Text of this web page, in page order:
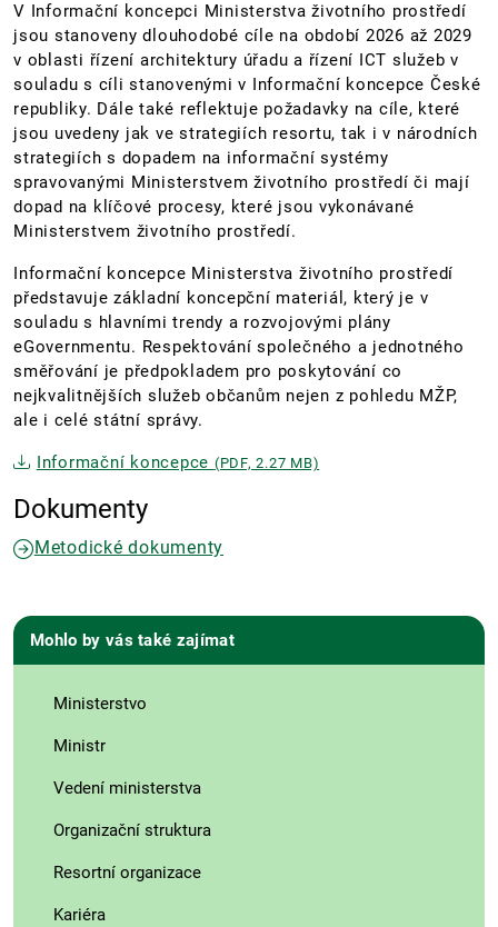
V Informační koncepci Ministerstva životního prostředí
jsou stanoveny dlouhodobé cíle na období 2026 až 2029
v oblasti řízení architektury úřadu a řízení ICT služeb v
souladu s cíli stanovenými v Informační koncepce České
republiky. Dále také reflektuje požadavky na cíle, které
jsou uvedeny jak ve strategiích resortu, tak i v národních
strategiích s dopadem na informační systémy
spravovanými Ministerstvem životního prostředí či mají
dopad na klíčové procesy, které jsou vykonávané
Ministerstvem životního prostředí.
Informační koncepce Ministerstva životního prostředí
představuje základní koncepční materiál, který je v
souladu s hlavními trendy a rozvojovými plány
eGovernmentu. Respektování společného a jednotného
směřování je předpokladem pro poskytování co
nejkvalitnějších služeb občanům nejen z pohledu MŽP,
ale i celé státní správy.
Informační koncepce (PDF, 2.27 MB)
Dokumenty
Metodické dokumenty
Mohlo by vás také zajímat
Ministerstvo
Ministr
Vedení ministerstva
Organizační struktura
Resortní organizace
Kariéra